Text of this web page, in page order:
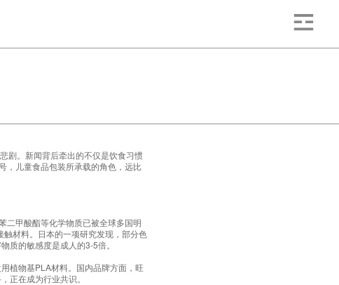
剧。新闻背后牵出的不仅是饮食习惯
，儿童食品包装所承载的角色，远比
二甲酸酯等化学物质已被全球多国明
材料。日本的一项研究发现，部分色
质的敏感度是成人的3-5倍。
植物基PLA材料。国内品牌方面，旺
正在成为行业共识。